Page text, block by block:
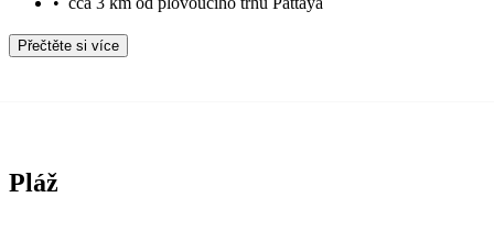
Přečtěte si více
Pláž